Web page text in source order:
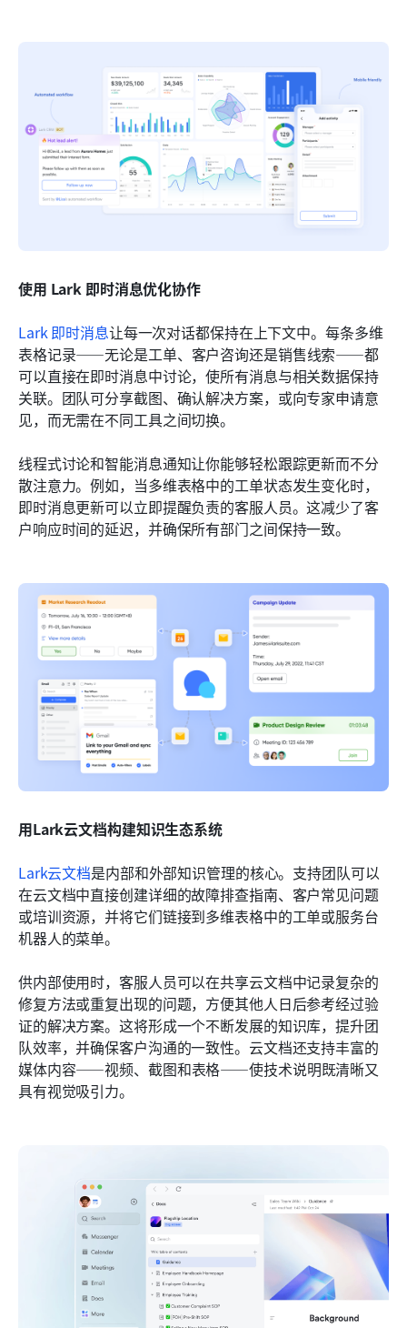
使用 Lark 即时消息优化协作
Lark 即时消息让每一次对话都保持在上下文中。每条多维
表格记录——无论是工单、客户咨询还是销售线索——都
可以直接在即时消息中讨论，使所有消息与相关数据保持
关联。团队可分享截图、确认解决方案，或向专家申请意
见，而无需在不同工具之间切换。
线程式讨论和智能消息通知让你能够轻松跟踪更新而不分
散注意力。例如，当多维表格中的工单状态发生变化时，
即时消息更新可以立即提醒负责的客服人员。这减少了客
户响应时间的延迟，并确保所有部门之间保持一致。
用Lark云文档构建知识生态系统
Lark云文档是内部和外部知识管理的核心。支持团队可以
在云文档中直接创建详细的故障排查指南、客户常见问题
或培训资源，并将它们链接到多维表格中的工单或服务台
机器人的菜单。
供内部使用时，客服人员可以在共享云文档中记录复杂的
修复方法或重复出现的问题，方便其他人日后参考经过验
证的解决方案。这将形成一个不断发展的知识库，提升团
队效率，并确保客户沟通的一致性。云文档还支持丰富的
媒体内容——视频、截图和表格——使技术说明既清晰又
具有视觉吸引力。